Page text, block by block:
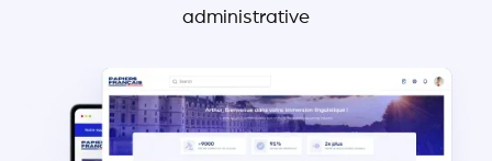
administrative